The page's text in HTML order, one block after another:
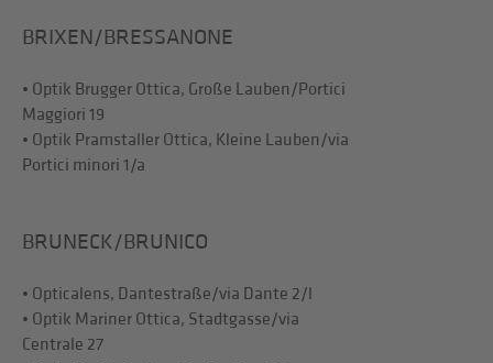
BRIXEN/BRESSANONE
• Optik Brugger Ottica, Große Lauben/Portici
Maggiori 19
• Optik Pramstaller Ottica, Kleine Lauben/via
Portici minori 1/a
BRUNECK/BRUNICO
• Opticalens, Dantestraße/via Dante 2/l
• Optik Mariner Ottica, Stadtgasse/via
Centrale 27